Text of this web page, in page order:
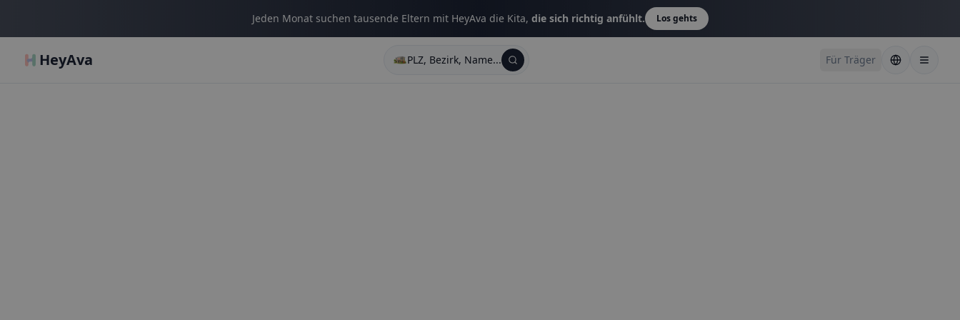
Jeden Monat suchen tausende Eltern mit HeyAva die Kita, die sich richtig anfühlt. Los gehts
HeyAva PLZ, Bezirk, Name... Für Träger